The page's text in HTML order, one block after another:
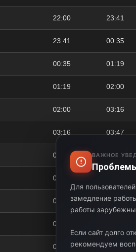
22:00 23:41
23:41 00:35
00:35 01:19
01:19 02:00
02:00 03:16
03:16 03:47
03:47 04:25
04:25
05:05 06:00
06:00
06:55 07:57
ВАЖНОЕ
Для
замедление
работы
Если сайт долго
рекомендуем